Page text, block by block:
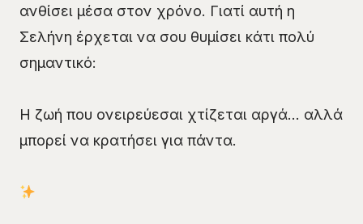
ανθίσει μέσα στον χρόνο. Γιατί αυτή η
Σελήνη έρχεται να σου θυμίσει κάτι πολύ
σημαντικό:
Η ζωή που ονειρεύεσαι χτίζεται αργά… αλλά
μπορεί να κρατήσει για πάντα.